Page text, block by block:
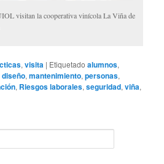
visitan la cooperativa vinícola La Viña de
,visita | Etiquetado alumnos,
diseño,mantenimiento,personas,
, Riesgos laborales,seguridad,viña,